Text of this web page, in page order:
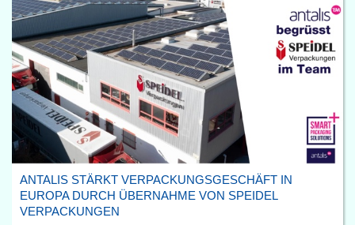
ANTALIS STÄRKT VERPACKUNGSGESCHÄFT IN
EUROPA DURCH ÜBERNAHME VON SPEIDEL
VERPACKUNGEN